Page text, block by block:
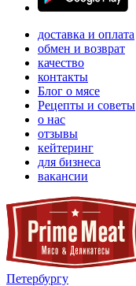
доставка и оплата
обмен и возврат
качество
контакты
Блог о мясе
Рецепты и советы
о нас
отзывы
кейтеринг
для бизнеса
вакансии
Петербургу